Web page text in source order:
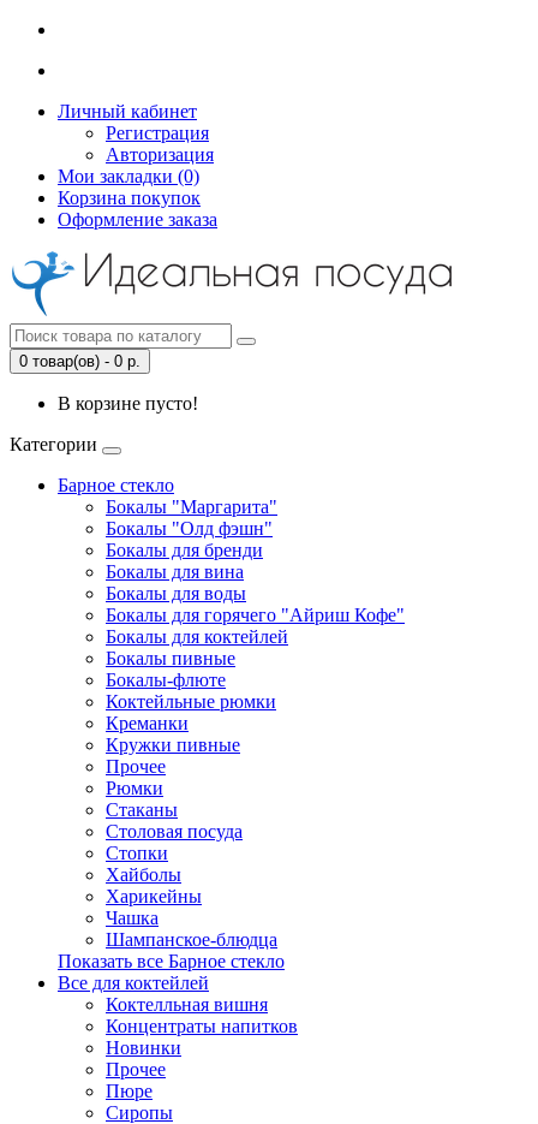
Личный кабинет
Регистрация
Авторизация
Мои закладки (0)
Корзина покупок
Оформление заказа
0 товар(ов) - 0 р.
В корзине пусто!
Категории
Барное стекло
Бокалы "Маргарита"
Бокалы "Олд фэшн"
Бокалы для бренди
Бокалы для вина
Бокалы для воды
Бокалы для горячего "Айриш Кофе"
Бокалы для коктейлей
Бокалы пивные
Бокалы-флюте
Коктейльные рюмки
Креманки
Кружки пивные
Прочее
Рюмки
Стаканы
Столовая посуда
Стопки
Хайболы
Харикейны
Чашка
Шампанское-блюдца
Показать все Барное стекло
Все для коктейлей
Коктелльная вишня
Концентраты напитков
Новинки
Прочее
Пюре
Сиропы